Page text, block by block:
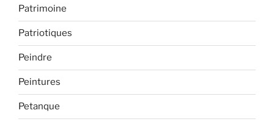
Patrimoine
Patriotiques
Peindre
Peintures
Petanque